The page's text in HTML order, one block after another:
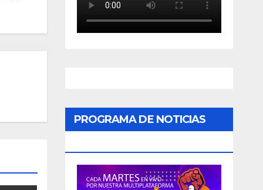
PROGRAMA DE NOTICIAS